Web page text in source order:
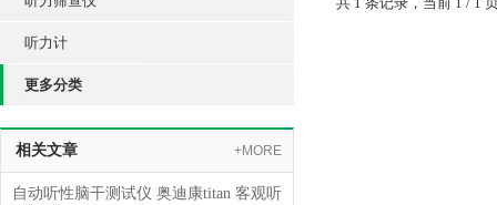
听力计
更多分类
相关文章 +MORE
自动听性脑干测试仪 奥迪康titan 客观听